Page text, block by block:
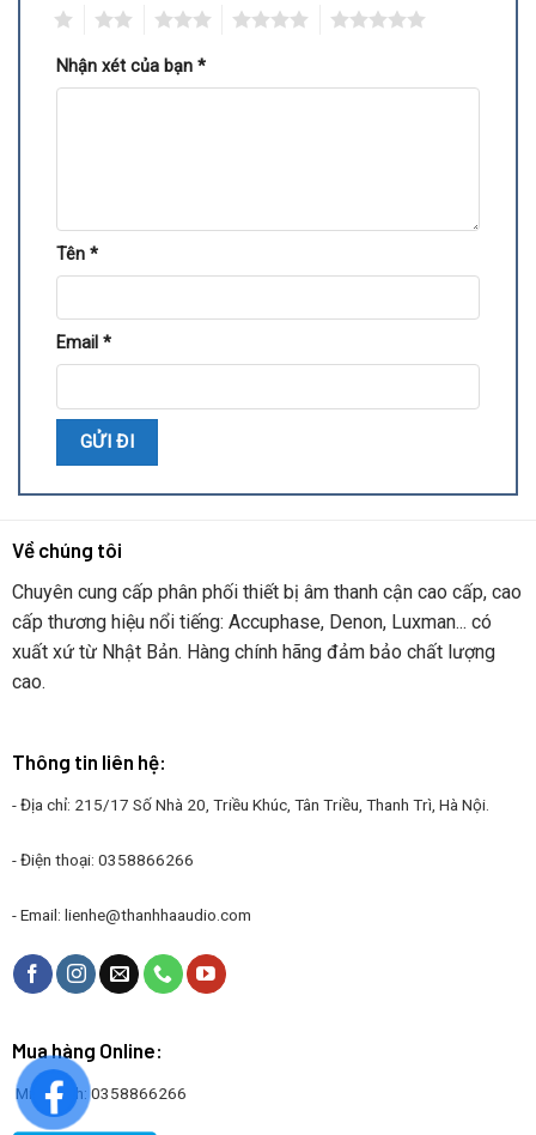
Nhận xét của bạn *
Tên *
Email *
Về chúng tôi
Chuyên cung cấp phân phối thiết bị âm thanh cận cao cấp, cao
cấp thương hiệu nổi tiếng: Accuphase, Denon, Luxman... có
xuất xứ từ Nhật Bản. Hàng chính hãng đảm bảo chất lượng
cao.
Thông tin liên hệ:
- Địa chỉ: 215/17 Số Nhà 20, Triều Khúc, Tân Triều, Thanh Trì, Hà Nội.
- Điện thoại: 0358866266
- Email: lienhe@thanhhaaudio.com
Mua hàng Online:
Mr. Thanh: 0358866266